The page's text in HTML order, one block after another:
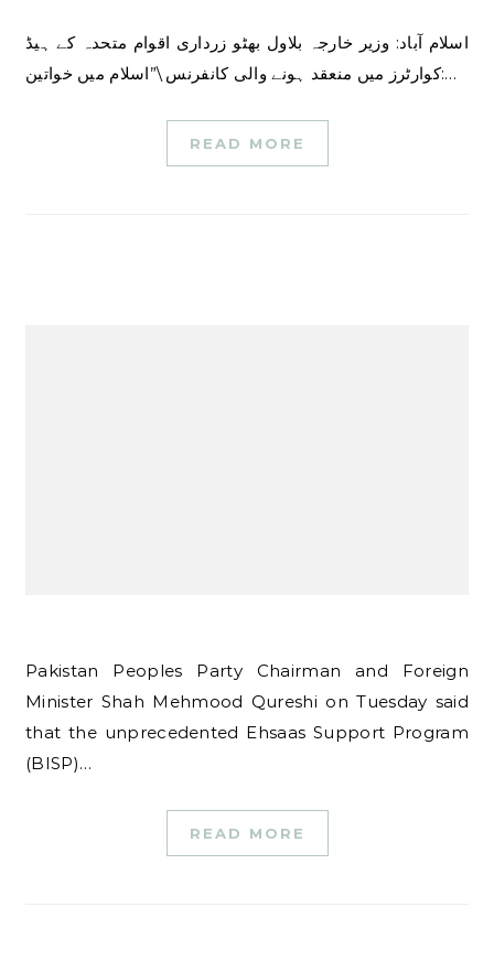
اسلام آباد: وزیر خارجہ بلاول بھٹو زرداری اقوام متحدہ کے ہیڈ
کوارٹرز میں منعقد ہونے والی کانفرنس \”اسلام میں خواتین:…
READ MORE
Pakistan Peoples Party Chairman and Foreign
Minister Shah Mehmood Qureshi on Tuesday said
that the unprecedented Ehsaas Support Program
(BISP)…
READ MORE